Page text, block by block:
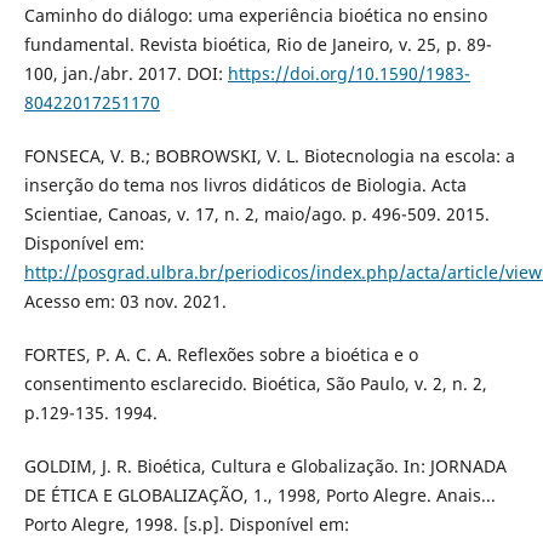
Caminho do diálogo: uma experiência bioética no ensino
fundamental. Revista bioética, Rio de Janeiro, v. 25, p. 89-
100, jan./abr. 2017. DOI: https://doi.org/10.1590/1983-
80422017251170
FONSECA, V. B.; BOBROWSKI, V. L. Biotecnologia na escola: a
inserção do tema nos livros didáticos de Biologia. Acta
Scientiae, Canoas, v. 17, n. 2, maio/ago. p. 496-509. 2015.
Disponível em:
http://posgrad.ulbra.br/periodicos/index.php/acta/article/
Acesso em: 03 nov. 2021.
FORTES, P. A. C. A. Reflexões sobre a bioética e o
consentimento esclarecido. Bioética, São Paulo, v. 2, n. 2,
p.129-135. 1994.
GOLDIM, J. R. Bioética, Cultura e Globalização. In: JORNADA
DE ÉTICA E GLOBALIZAÇÃO, 1., 1998, Porto Alegre. Anais...
Porto Alegre, 1998. [s.p]. Disponível em: